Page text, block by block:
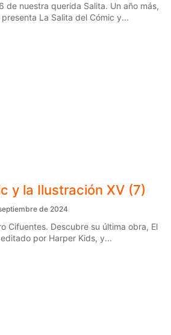
de nuestra querida Salita. Un año más,
presenta La Salita del Cómic y...
y la Ilustración XV (7)
de 2024
Cifuentes. Descubre su última obra, El
por Harper Kids, y...